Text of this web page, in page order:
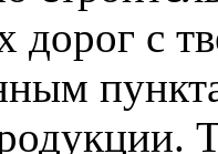
дорог с